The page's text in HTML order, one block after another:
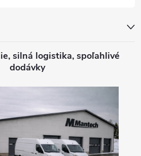
silná logistika, spoľahlivé
dodávky